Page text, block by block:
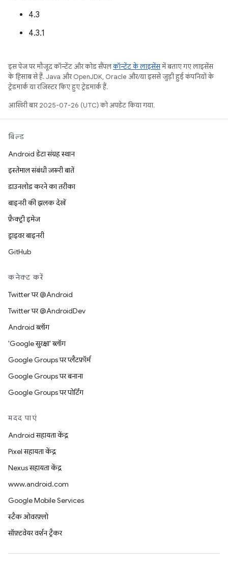
4.3
4.3.1
इस पेज पर मौजूद कॉन्टेंट और कोड सैंपलकॉन्टेंट के लाइसेंसमें बताए गए लाइसेंस
के हिसाब से हैं. Java और OpenJDK, Oracle और/या इससे जुड़ी हुई कंपनियों के
ट्रेडमार्क या रजिस्टर किए हुए ट्रेडमार्क हैं.
आखिरी बार 2025-07-26 (UTC) को अपडेट किया गया.
बिल्ड
Android डेटा संग्रह स्थान
इस्तेमाल संबंधी ज़रूरी बातें
डाउनलोड करने का तरीका
बाइनरी की झलक देखें
फ़ैक्ट्री इमेज
ड्राइवर बाइनरी
GitHub
कनेक्ट करें
Twitter पर @Android
Twitter पर @AndroidDev
Android ब्लॉग
'Google सुरक्षा' ब्लॉग
Google Groups पर प्लैटफ़ॉर्म
Google Groups पर बनाना
Google Groups पर पोर्टिंग
मदद पाएं
Android सहायता केंद्र
Pixel सहायता केंद्र
Nexus सहायता केंद्र
www.android.com
Google Mobile Services
स्टैक ओवरफ़्लो
सॉफ़्टवेयर वर्शन ट्रैकर